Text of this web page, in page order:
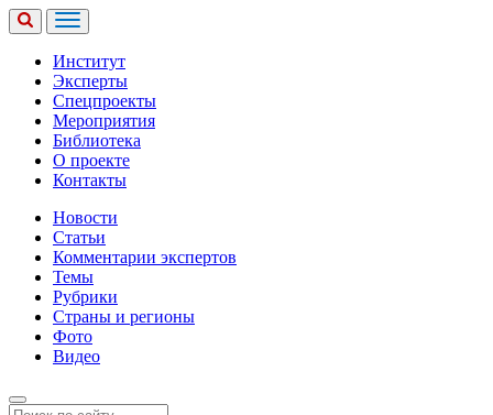
Институт
Эксперты
Спецпроекты
Мероприятия
Библиотека
О проекте
Контакты
Новости
Статьи
Комментарии экспертов
Темы
Рубрики
Страны и регионы
Фото
Видео